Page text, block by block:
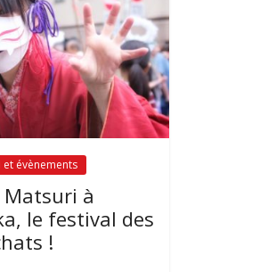
et évènements
Matsuri à
le festival des
!